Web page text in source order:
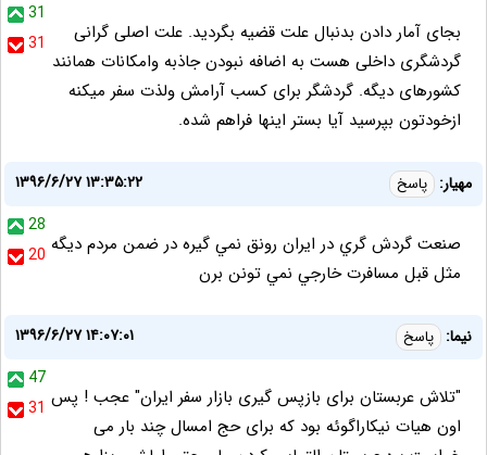
31
31
بجای آمار دادن بدنبال علت قضیه بگردید. علت اصلی گرانی
گردشگری داخلی هست به اضافه نبودن جاذبه وامکانات همانند
کشورهای دیگه. گردشگر برای کسب آرامش ولذت سفر میکنه
ازخودتون بپرسید آیا بستر اینها فراهم شده.
مهيار: پاسخ
۱۳۹۶/۶/۲۷ ۱۳:۳۵:۲۲
28
20 صنعت گردش گري در ايران رونق نمي گيره در ضمن مردم ديگه
مثل قبل مسافرت خارجي نمي تونن برن
نیما: پاسخ
۱۳۹۶/۶/۲۷ ۱۴:۰۷:۰۱
47
31 "تلاش عربستان برای بازپس گیری بازار سفر ایران" عجب ! پس
اون هیات نیکاراگوئه بود که برای حج امسال چند بار می